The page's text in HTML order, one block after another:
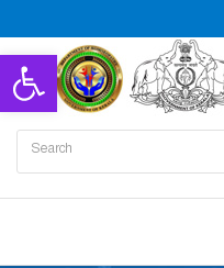
Open toolbar